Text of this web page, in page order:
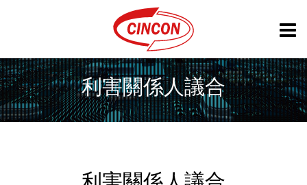
利害關係人議合